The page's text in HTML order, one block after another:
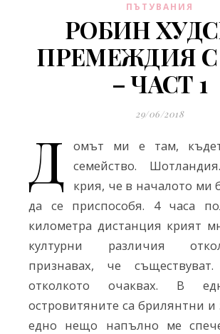
ПЪТУВАНИЯ
РОБИН
ПРЕМЕЖДИЯ С
– ЧАСТ 1
29/06/2018
Д
омът ми е там,
семейство.
крия, че в началото ми
да се приспособя. 4 часа
километра дистанция крият
културни различия
признавах, че
отколкото очаквах. В
островитяните са брилянтни и
едно нещо напълно ме